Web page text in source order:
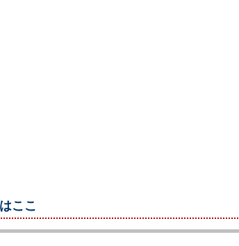
ここ